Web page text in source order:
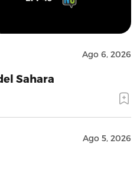
Ago 6, 2026
Sahara
Ago 5, 2026